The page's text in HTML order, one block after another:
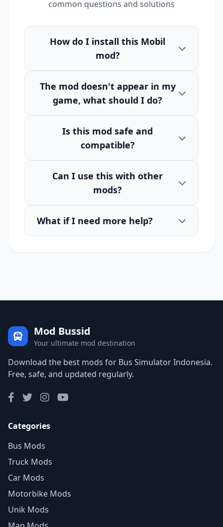
common questions and solutions
How do I install this Mobil
mod?
The mod doesn't appear in my
game, what should I do?
Is this mod safe and
compatible?
Can I use this with other
mods?
What if I need more help?
Mod Bussid
Your ultimate mod destination
Download the best mods for Bus Simulator Indonesia.
Free, safe, and updated regularly.
Categories
Bus Mods
Truck Mods
Car Mods
Motorbike Mods
Unik Mods